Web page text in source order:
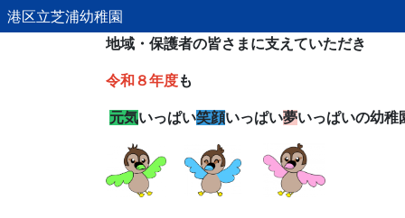
港区立芝浦幼稚園
地域・保護者の皆さまに支えていただき
令和８年度も
元気いっぱい笑顔いっぱい夢いっぱいの幼稚